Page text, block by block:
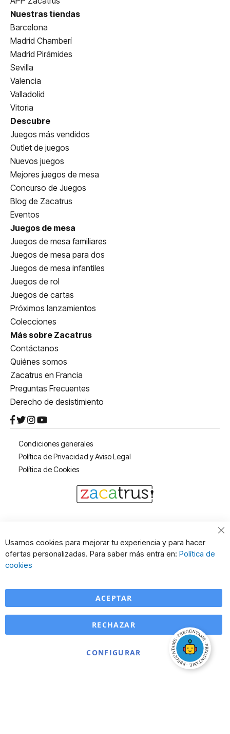
Nuestras tiendas
Barcelona
Madrid Chamberí
Madrid Pirámides
Sevilla
Valencia
Valladolid
Vitoria
Descubre
Juegos más vendidos
Outlet de juegos
Nuevos juegos
Mejores juegos de mesa
Concurso de Juegos
Blog de Zacatrus
Eventos
Juegos de mesa
Juegos de mesa familiares
Juegos de mesa para dos
Juegos de mesa infantiles
Juegos de rol
Juegos de cartas
Próximos lanzamientos
Colecciones
Más sobre Zacatrus
Contáctanos
Quiénes somos
Zacatrus en Francia
Preguntas Frecuentes
Derecho de desistimiento
Condiciones generales
Política de Privacidad y Aviso Legal
Política de Cookies
Usamos cookies para mejorar tu experiencia y para hacer
ofertas personalizadas. Para saber más entra en: Política de
cookies
ACEPTAR
CONFIGURAR
RECHAZAR